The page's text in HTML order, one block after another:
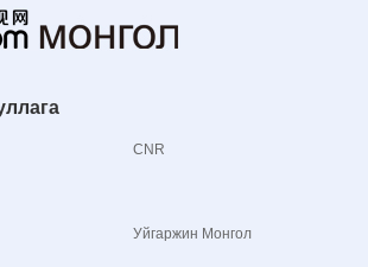
CNR
Уйгаржин Монгол